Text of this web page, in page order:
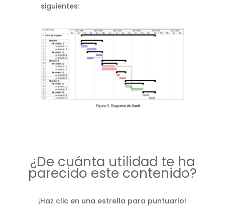
siguientes:
¿De cuánta utilidad te ha
parecido este contenido?
¡Haz clic en una estrella para puntuarlo!